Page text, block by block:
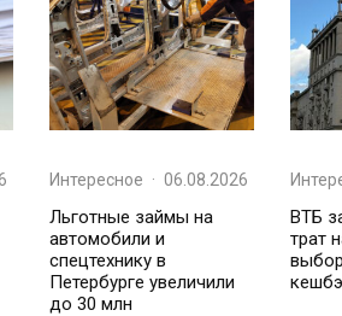
Интересное · 06.08.2026
Льготные займы на
автомобили и
спецтехнику в
Петербурге увеличили
до 30 млн
ВТБ
трат